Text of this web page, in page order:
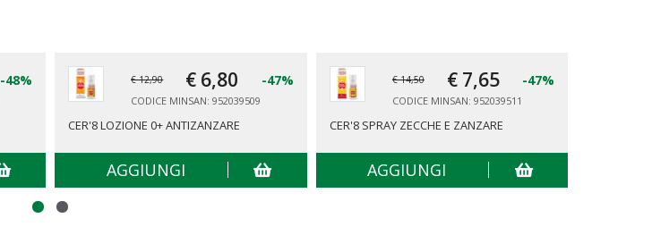
-48% € 12,90 € 6,80 -47%
CODICE MINSAN: 952039509
CER'8 LOZIONE 0+ ANTIZANZARE
AGGIUNGI
€ 14,50 € 7,65 -47%
CODICE MINSAN: 952039511
CER'8 SPRAY ZECCHE E ZANZARE
AGGIUNGI